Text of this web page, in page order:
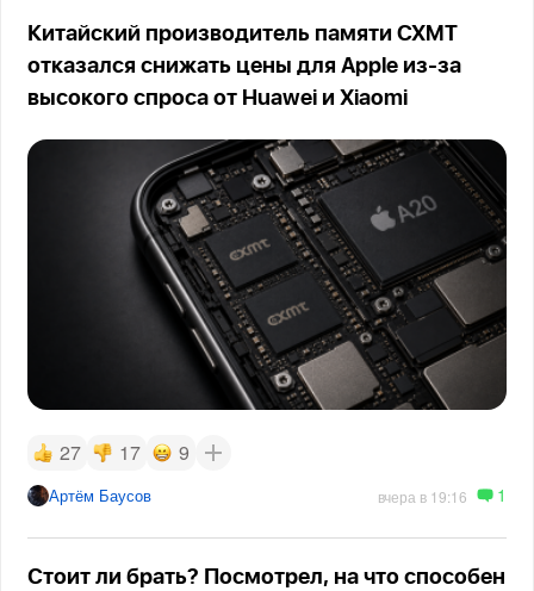
Китайский производитель памяти CXMT
отказался снижать цены для Apple из-за
высокого спроса от Huawei и Xiaomi
27 17 9
Артём Баусов вчера в 19:16 1
Стоит ли брать? Посмотрел, на что способен